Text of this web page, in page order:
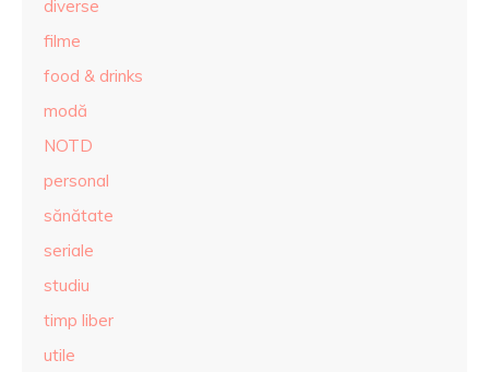
diverse
filme
food & drinks
modă
NOTD
personal
sănătate
seriale
studiu
timp liber
utile